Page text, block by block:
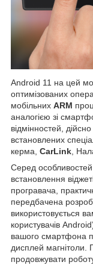
Android 11 на цей
оптимізованих
мобільних ARM
аналогією зі
відмінностей,
встановлених
керма, CarLink,
Серед
встановлення
програвача,
передбачена
використовується
користувачів
вашого смартфона
дисплей магнітоли.
продовжувати